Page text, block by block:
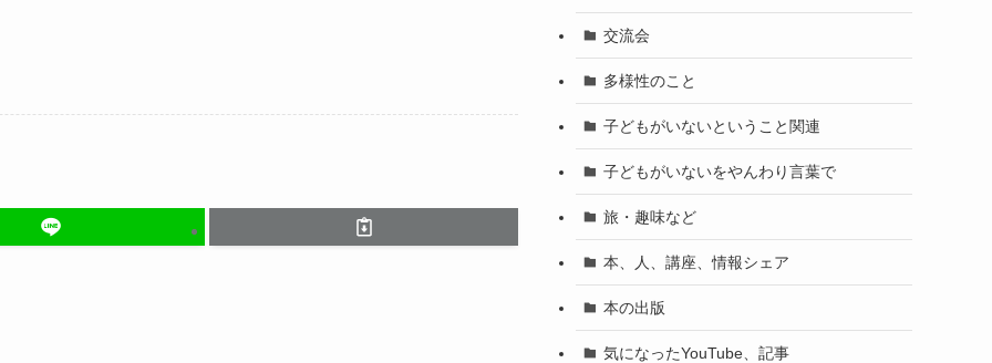
交流会
多様性のこと
子どもがいないということ関連
子どもがいないをやんわり言葉で
旅・趣味など
本、人、講座、情報シェア
本の出版
気になったYouTube、記事